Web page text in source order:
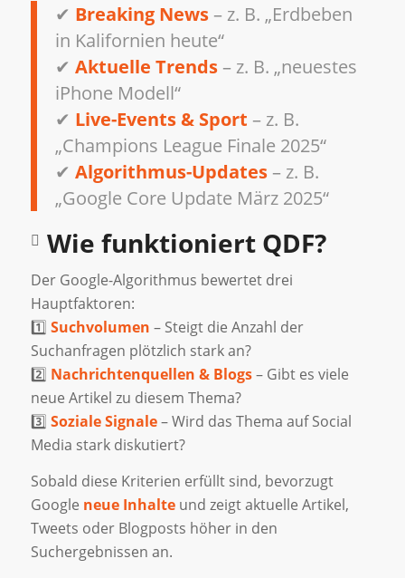
✔ Breaking News– z. B. „Erdbeben
in Kalifornien heute“
✔ Aktuelle Trends– z. B. „neuestes
iPhone Modell“
✔ Live-Events & Sport – z. B.
„Champions League Finale 2025“
✔ Algorithmus-Updates– z. B.
„Google Core Update März 2025“
Wie funktioniert QDF?
Der Google-Algorithmus bewertet drei
Hauptfaktoren:
1️⃣ Suchvolumen – Steigt die Anzahl der
Suchanfragen plötzlich stark an?
2️⃣ Nachrichtenquellen & Blogs– Gibt es viele
neue Artikel zu diesem Thema?
3️⃣ Soziale Signale– Wird das Thema auf Social
Media stark diskutiert?
Sobald diese Kriterien erfüllt sind, bevorzugt
Google neue Inhalteund zeigt aktuelle Artikel,
Tweets oder Blogposts höher in den
Suchergebnissen an.